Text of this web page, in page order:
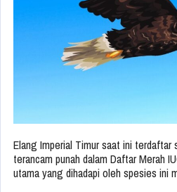
Elang Imperial Timur saat ini
terancam punah dalam Daftar Merah
utama yang dihadapi oleh spesies ini